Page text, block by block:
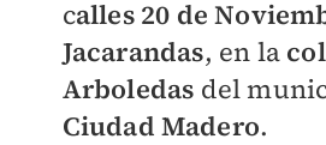
calles 20 de
Jacarandas, en la
Arboledas del
Ciudad Madero.